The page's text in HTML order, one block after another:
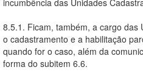
incumbência das Unidades
8.5.1. Ficam, também, a cargo das
o cadastramento e a habilitação
quando for o caso, além da
forma do subitem 6.6.